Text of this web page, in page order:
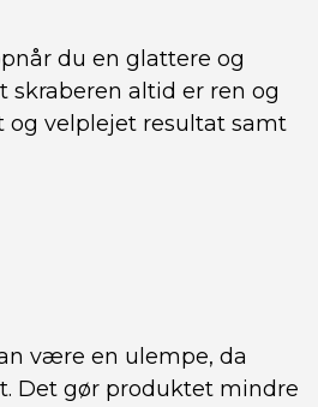
du en glattere og
altid er ren og
og velplejet resultat samt
være en ulempe, da
Det gør produktet mindre